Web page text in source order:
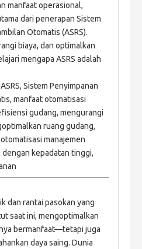
manfaat operasional,
dari penerapan Sistem
Otomatis (ASRS).
biaya, dan optimalkan
mengapa ASRS adalah
Sistem Penyimpanan
manfaat otomatisasi
gudang, mengurangi
ruang gudang,
manajemen
kepadatan tinggi,
dan rantai pasokan yang
saat ini, mengoptimalkan
bermanfaat—tetapi juga
daya saing. Dunia